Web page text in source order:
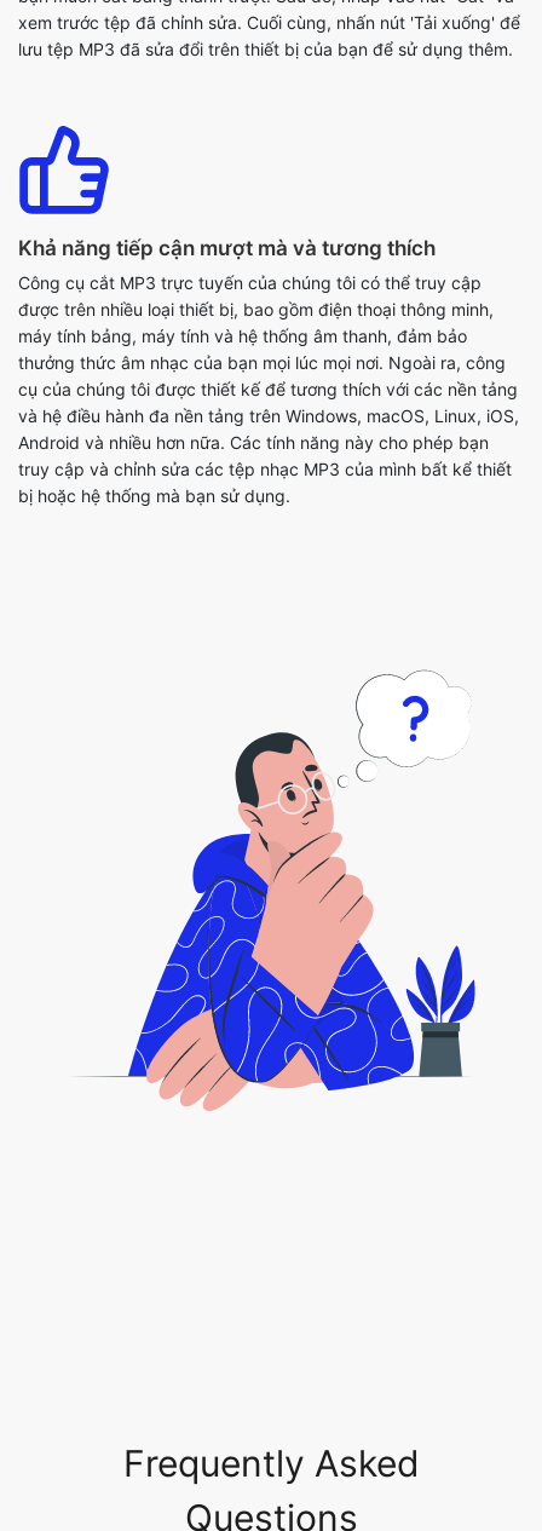
Khả năng tiếp cận mượt mà và tương thích
Công cụ cắt MP3 trực tuyến của chúng tôi có thể truy cập
được trên nhiều loại thiết bị, bao gồm điện thoại thông minh,
thưởng thức âm nhạc của bạn mọi lúc mọi nơi. Ngoài ra, công
cụ của chúng tôi được thiết kế để tương thích với các nền tảng
và hệ điều hành đa nền tảng trên Windows, macOS, Linux, iOS,
Android và nhiều hơn nữa. Các tính năng này cho phép bạn
truy cập và chỉnh sửa các tệp nhạc MP3 của mình bất kể thiết
bị hoặc hệ thống mà bạn sử dụng.